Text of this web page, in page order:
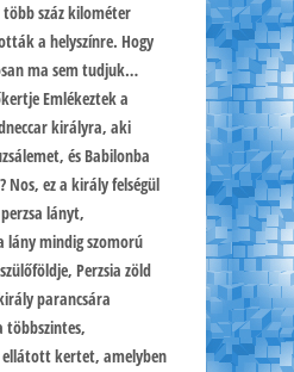
száz kilométer
a helyszínre. Hogy
ma sem tudjuk…
Emlékeztek a
királyra, aki
és Babilonba
Nos, ez a király felségül
lányt,
lány mindig szomorú
Perzsia zöld
parancsára
ellátott kertet, amelyben